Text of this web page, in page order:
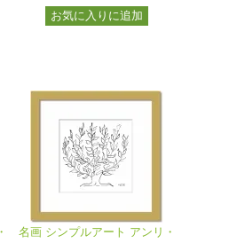
お気に入りに追加
名画 シンプルアート アンリ・